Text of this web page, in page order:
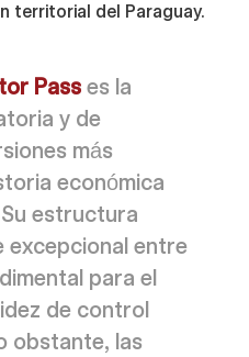
territorial del Paraguay.
Passes la
y de
más
económica
estructura
excepcional entre
para el
de control
obstante, las